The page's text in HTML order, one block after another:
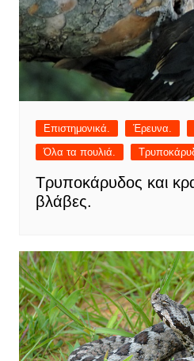
Επιστημονικά. Έρευνα.
Όλα τα πουλιά.
Τρυποκάρυδος και
βλάβες.